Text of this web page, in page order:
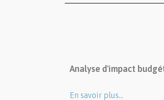
Analyse d'impact
En savoir plus…